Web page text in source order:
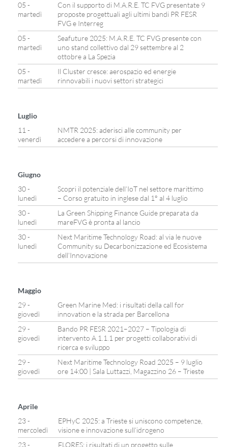
05 -
martedì
Con il supporto di M.A.R.E. TC FVG presentate 9
proposte progettuali agli ultimi bandi PR FESR
FVG e Interreg
05 -
martedì
Seafuture 2025: M.A.R.E. TC FVG presente con
uno stand collettivo dal 29 settembre al 2
ottobre a La Spezia
05 -
martedì
Il Cluster cresce: aerospazio ed energie
rinnovabili i nuovi settori strategici
Luglio
11 -
venerdì
NMTR 2025: aderisci alle community per
accedere a percorsi di innovazione
Giugno
30 -
lunedì
Scopri il potenziale dell’IoT nel settore marittimo
– Corso gratuito in inglese dal 1° al 4 luglio
30 -
lunedì
La Green Shipping Finance Guide preparata da
mareFVG è pronta al lancio
30 -
lunedì
Next Maritime Technology Road: al via le nuove
Community su Decarbonizzazione ed Ecosistema
dell’Innovazione
Maggio
29 -
giovedì
Green Marine Med: i risultati della call for
innovation e la strada per Barcellona
29 -
giovedì
Bando PR FESR 2021–2027 – Tipologia di
intervento A.1.1.1 per progetti collaborativi di
ricerca e sviluppo
29 -
giovedì
Next Maritime Technology Road 2025 – 9 luglio
ore 14:00 | Sala Luttazzi, Magazzino 26 – Trieste
Aprile
23 -
mercoledì
EPHyC 2025: a Trieste si uniscono competenze,
visione e innovazione sull’idrogeno
23 -
FLORES: i risultati di un progetto sulle